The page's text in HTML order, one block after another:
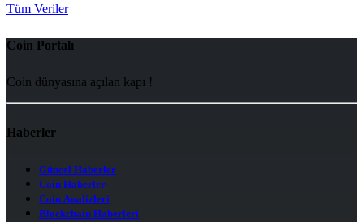
Tüm Veriler
Coin Portalı
Coin dünyasına açılan kapı !
Haberler
Güncel Haberler
Coin Haberler
Coin Analizleri
Blockchain Haberleri